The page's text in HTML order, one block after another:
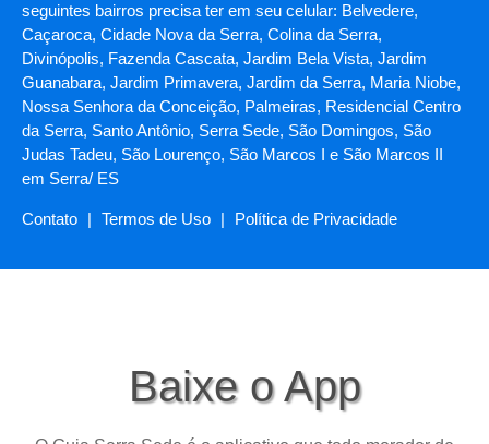
seguintes bairros precisa ter em seu celular: Belvedere,
Caçaroca, Cidade Nova da Serra, Colina da Serra,
Divinópolis, Fazenda Cascata, Jardim Bela Vista, Jardim
Guanabara, Jardim Primavera, Jardim da Serra, Maria Niobe,
Nossa Senhora da Conceição, Palmeiras, Residencial Centro
da Serra, Santo Antônio, Serra Sede, São Domingos, São
Judas Tadeu, São Lourenço, São Marcos I e São Marcos II
em Serra/ ES
Contato | Termos de Uso | Política de Privacidade
Baixe o App